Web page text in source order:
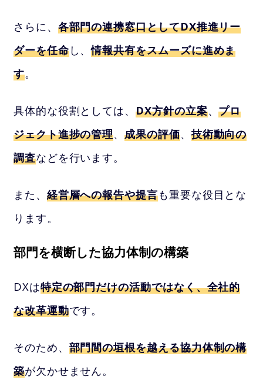
さらに、 各部門の連携窓口としてDX推進リー
ダーを任命し、情報共有をスムーズに進めま
す。
具体的な役割としては、DX方針の立案、プロ
ジェクト進捗の管理、成果の評価、技術動向の
調査などを行います。
また、 経営層への報告や提言も重要な役目とな
ります。
部門を横断した協力体制の構築
DXは特定の部門だけの活動ではなく、全社的
な改革運動です。
そのため、 部門間の垣根を越える協力体制の構
築が欠かせません。